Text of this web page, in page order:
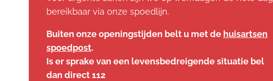
bereikbaar via onze spoedlijn.
Buiten onze openingstijden belt u met de huisartsen
spoedpost.
Is er sprake van een levensbedreigende situatie bel
dan direct 112